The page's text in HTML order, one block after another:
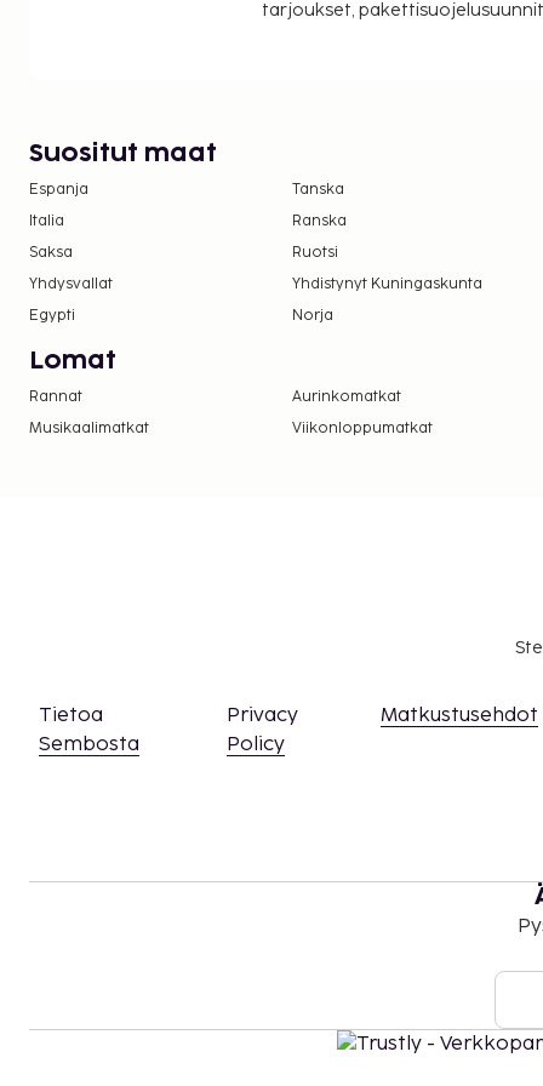
nauttimalla muutama drinkki baarissa.
tarjoukset,
Suositut maat
Espanja Tanska
Italia
Ranska
Saksa
Ruotsi
Yhdysvallat
Yhdistynyt Kuningaskunta
Egypti
Norja
Lomat
Rannat Aurinkomatkat
Musikaalimatkat
Viikonloppumatkat
Tietoa
Sembosta
Privacy
Policy
Matkustusehdot